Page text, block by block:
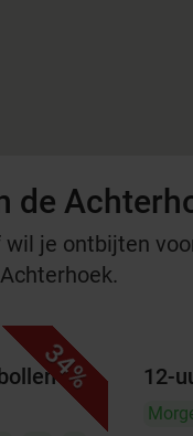
de
je ontbijten
34%
ijs
12-